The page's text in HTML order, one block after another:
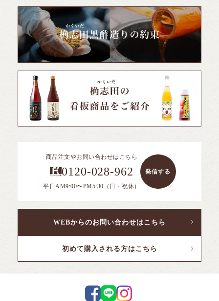
商品注文やお問い合わせはこちら
0120-028-962
平日AM9:00〜PM5:30（日・祝休）
発信する
WEBからのお問い合わせはこちら
初めて購入される方はこちら